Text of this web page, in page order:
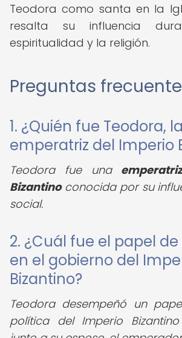
Teodora como santa en la
resalta su influencia
espiritualidad y la religión.
Preguntas
1. ¿Quién fue Teodora, la
emperatriz del Imperio
Teodora fue una
Bizantinoconocida por su
social.
2. ¿Cuál fue el papel
en el gobierno del
Bizantino?
Teodora desempeñó un
política del Imperio